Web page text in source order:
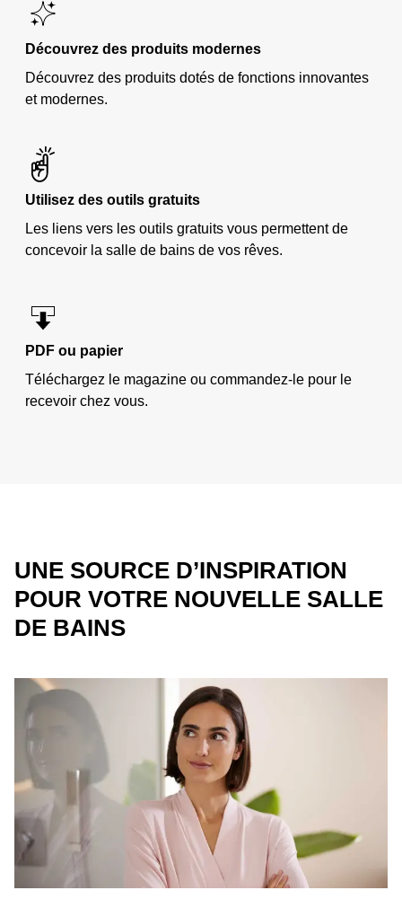
Découvrez des produits modernes
Découvrez des produits dotés de fonctions innovantes
et modernes.
Utilisez des outils gratuits
Les liens vers les outils gratuits vous permettent de
concevoir la salle de bains de vos rêves.
PDF ou papier
Téléchargez le magazine ou commandez-le pour le
recevoir chez vous.
UNE SOURCE D’INSPIRATION
POUR VOTRE NOUVELLE SALLE
DE BAINS